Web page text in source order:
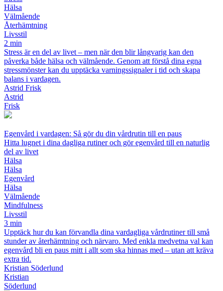
Hälsa
Välmående
Återhämtning
Livsstil
2 min
Stress är en del av livet – men när den blir långvarig kan den
påverka både hälsa och välmående. Genom att förstå dina egna
stressmönster kan du upptäcka varningssignaler i tid och skapa
balans i vardagen.
Astrid Frisk
Astrid
Frisk
Egenvård i vardagen: Så gör du din vårdrutin till en paus
Hitta lugnet i dina dagliga rutiner och gör egenvård till en naturlig
del av livet
Hälsa
Hälsa
Egenvård
Hälsa
Välmående
Mindfulness
Livsstil
3 min
Upptäck hur du kan förvandla dina vardagliga vårdrutiner till små
stunder av återhämtning och närvaro. Med enkla medvetna val kan
egenvård bli en paus mitt i allt som ska hinnas med – utan att kräva
extra tid.
Kristian Söderlund
Kristian
Söderlund